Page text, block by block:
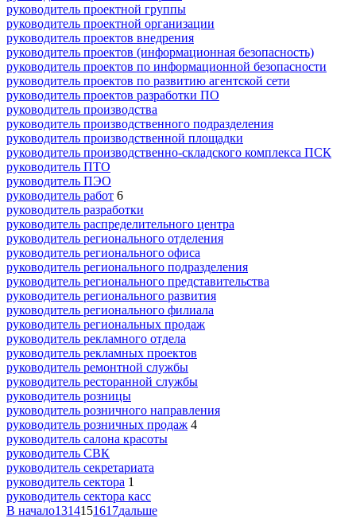
руководитель проектной группы
руководитель проектной организации
руководитель проектов внедрения
руководитель проектов (информационная безопасность)
руководитель проектов по информационной безопасности
руководитель проектов по развитию агентской сети
руководитель проектов разработки ПО
руководитель производства
руководитель производственного подразделения
руководитель производственной площадки
руководитель производственно-складского комплекса ПСК
руководитель ПТО
руководитель ПЭО
руководитель работ 6
руководитель разработки
руководитель распределительного центра
руководитель регионального отделения
руководитель регионального офиса
руководитель регионального подразделения
руководитель регионального представительства
руководитель регионального развития
руководитель регионального филиала
руководитель региональных продаж
руководитель рекламного отдела
руководитель рекламных проектов
руководитель ремонтной службы
руководитель ресторанной службы
руководитель розницы
руководитель розничного направления
руководитель розничных продаж 4
руководитель салона красоты
руководитель СВК
руководитель секретариата
руководитель сектора 1
руководитель сектора касс
В начало1314151617дальше